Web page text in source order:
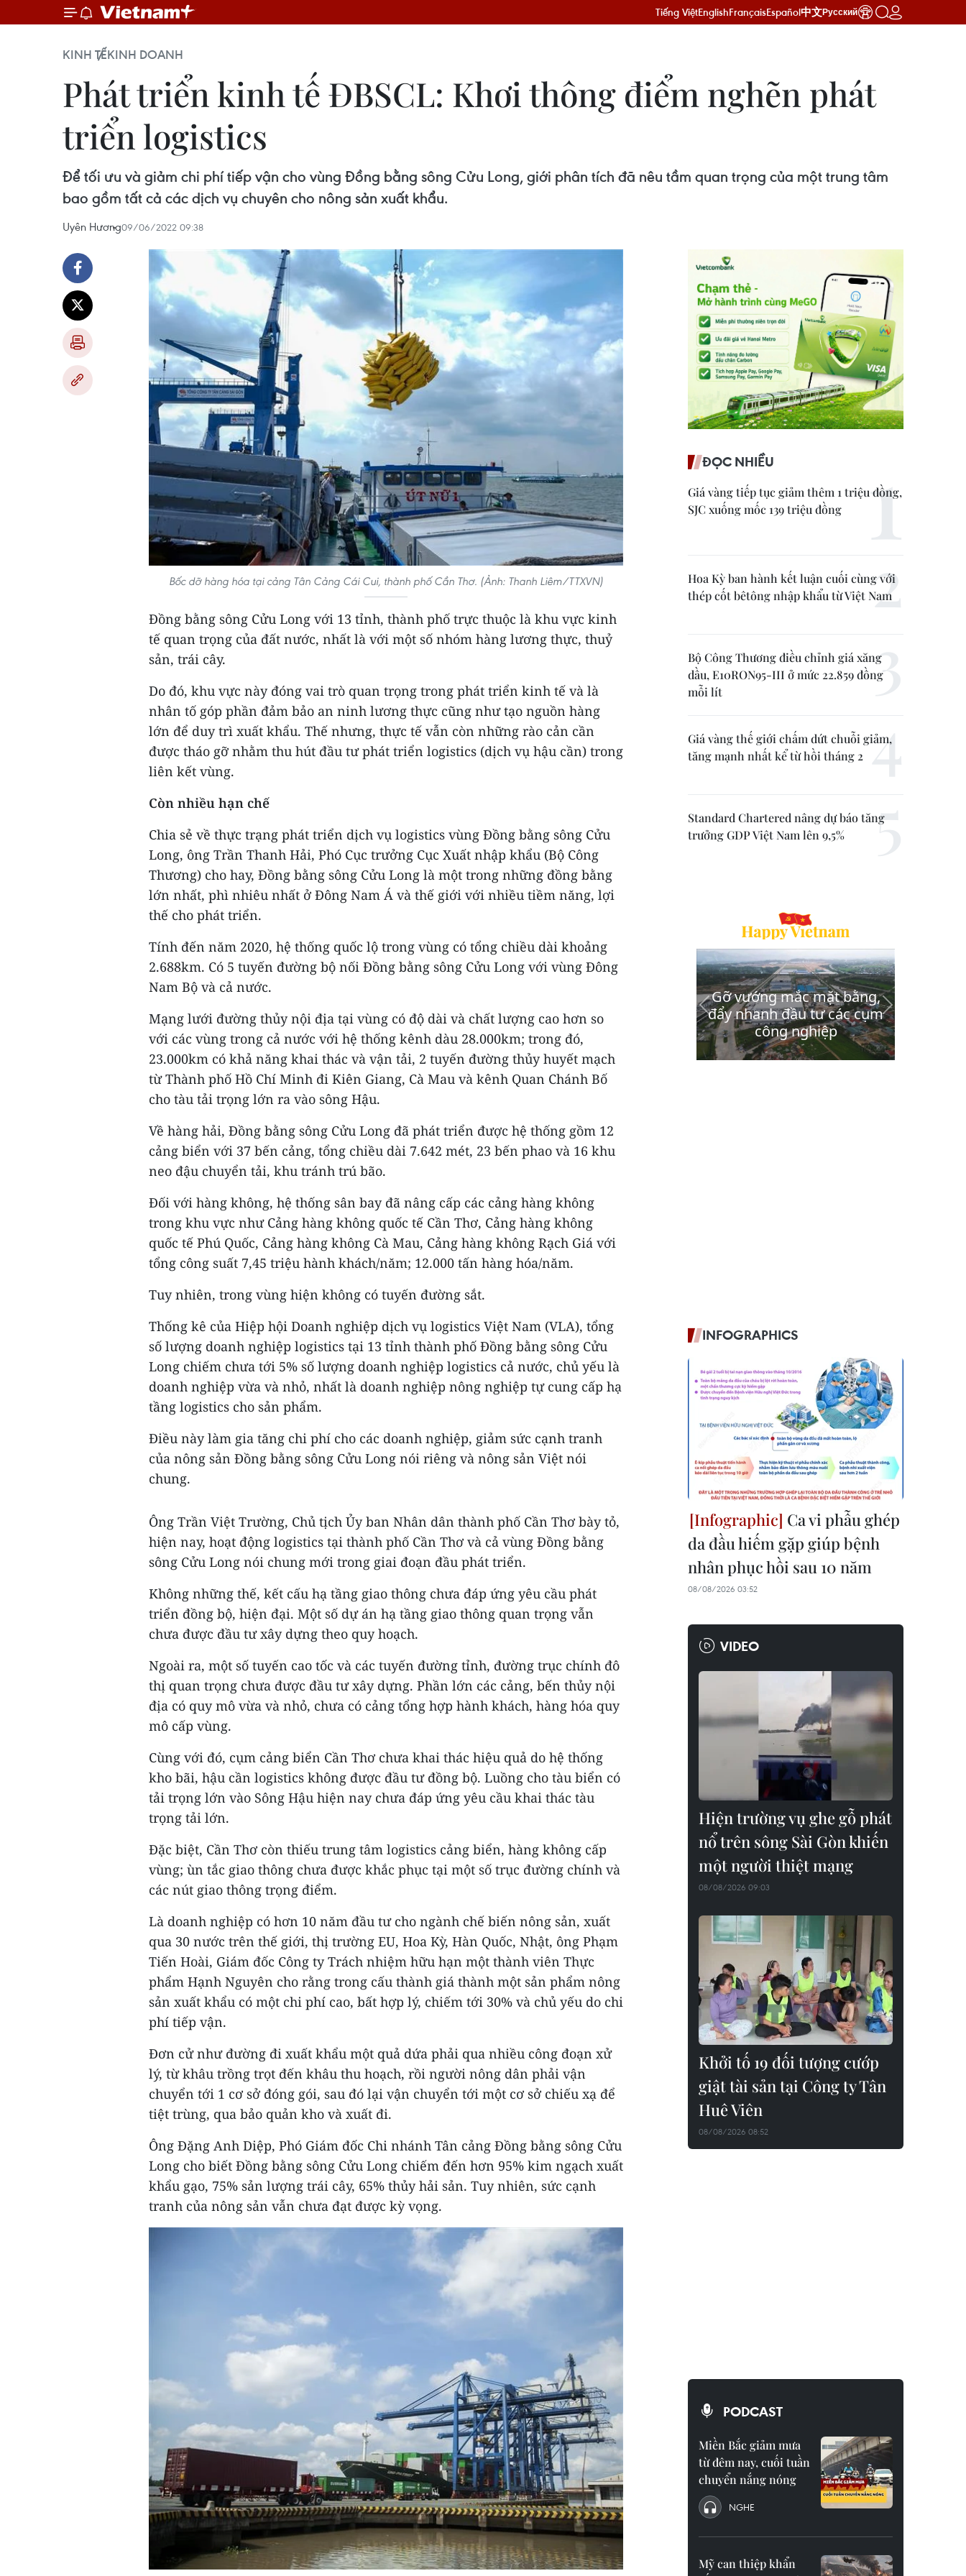
Tiếng ViệtEnglishFrançaisEspañol中文Русский
KINH TẾKINH DOANH
Phát triển kinh tế ĐBSCL: Khơi thông điểm nghẽn phát
triển logistics
Để tối ưu và giảm chi phí tiếp vận cho vùng Đồng bằng sông Cửu Long, giới phân tích đã nêu tầm quan trọng của một trung tâm
bao gồm tất cả các dịch vụ chuyên cho nông sản xuất khẩu.
Uyên Hương09/06/2022 09:38
Bốc dỡ hàng hóa tại cảng Tân Cảng Cái Cui, thành phố Cần Thơ. (Ảnh: Thanh Liêm/TTXVN)
Đồng bằng sông Cửu Long với 13 tỉnh, thành phố trực thuộc là khu vực kinh
tế quan trọng của đất nước, nhất là với một số nhóm hàng lương thực, thuỷ
sản, trái cây.
Do đó, khu vực này đóng vai trò quan trọng trong phát triển kinh tế và là
nhân tố góp phần đảm bảo an ninh lương thực cũng như tạo nguồn hàng
lớn để duy trì xuất khẩu. Thế nhưng, thực tế vẫn còn những rào cản cần
được tháo gỡ nhằm thu hút đầu tư phát triển logistics (dịch vụ hậu cần) trong
liên kết vùng.
Còn nhiều hạn chế
Chia sẻ về thực trạng phát triển dịch vụ logistics vùng Đồng bằng sông Cửu
Long, ông Trần Thanh Hải, Phó Cục trưởng Cục Xuất nhập khẩu (Bộ Công
Thương) cho hay, Đồng bằng sông Cửu Long là một trong những đồng bằng
lớn nhất, phì nhiêu nhất ở Đông Nam Á và thế giới với nhiều tiềm năng, lợi
thế cho phát triển.
Tính đến năm 2020, hệ thống quốc lộ trong vùng có tổng chiều dài khoảng
2.688km. Có 5 tuyến đường bộ nối Đồng bằng sông Cửu Long với vùng Đông
Nam Bộ và cả nước.
Mạng lưới đường thủy nội địa tại vùng có độ dài và chất lượng cao hơn so
với các vùng trong cả nước với hệ thống kênh dàu 28.000km; trong đó,
23.000km có khả năng khai thác và vận tải, 2 tuyến đường thủy huyết mạch
từ Thành phố Hồ Chí Minh đi Kiên Giang, Cà Mau và kênh Quan Chánh Bố
cho tàu tải trọng lớn ra vào sông Hậu.
Về hàng hải, Đồng bằng sông Cửu Long đã phát triển được hệ thống gồm 12
cảng biển với 37 bến cảng, tổng chiều dài 7.642 mét, 23 bến phao và 16 khu
neo đậu chuyển tải, khu tránh trú bão.
Đối với hàng không, hệ thống sân bay đã nâng cấp các cảng hàng không
trong khu vực như Cảng hàng không quốc tế Cần Thơ, Cảng hàng không
quốc tế Phú Quốc, Cảng hàng không Cà Mau, Cảng hàng không Rạch Giá với
tổng công suất 7,45 triệu hành khách/năm; 12.000 tấn hàng hóa/năm.
Tuy nhiên, trong vùng hiện không có tuyến đường sắt.
Thống kê của Hiệp hội Doanh nghiệp dịch vụ logistics Việt Nam (VLA), tổng
số lượng doanh nghiệp logistics tại 13 tỉnh thành phố Đồng bằng sông Cửu
Long chiếm chưa tới 5% số lượng doanh nghiệp logistics cả nước, chủ yếu là
doanh nghiệp vừa và nhỏ, nhất là doanh nghiệp nông nghiệp tự cung cấp hạ
tầng logistics cho sản phẩm.
Điều này làm gia tăng chi phí cho các doanh nghiệp, giảm sức cạnh tranh
của nông sản Đồng bằng sông Cửu Long nói riêng và nông sản Việt nói
chung.
Ông Trần Việt Trường, Chủ tịch Ủy ban Nhân dân thành phố Cần Thơ bày tỏ,
hiện nay, hoạt động logistics tại thành phố Cần Thơ và cả vùng Đồng bằng
sông Cửu Long nói chung mới trong giai đoạn đầu phát triển.
Không những thế, kết cấu hạ tầng giao thông chưa đáp ứng yêu cầu phát
triển đồng bộ, hiện đại. Một số dự án hạ tầng giao thông quan trọng vẫn
chưa được đầu tư xây dựng theo quy hoạch.
Ngoài ra, một số tuyến cao tốc và các tuyến đường tỉnh, đường trục chính đô
thị quan trọng chưa được đầu tư xây dựng. Phần lớn các cảng, bến thủy nội
địa có quy mô vừa và nhỏ, chưa có cảng tổng hợp hành khách, hàng hóa quy
mô cấp vùng.
Cùng với đó, cụm cảng biển Cần Thơ chưa khai thác hiệu quả do hệ thống
kho bãi, hậu cần logistics không được đầu tư đồng bộ. Luồng cho tàu biển có
tải trọng lớn vào Sông Hậu hiện nay chưa đáp ứng yêu cầu khai thác tàu
trọng tải lớn.
Đặc biệt, Cần Thơ còn thiếu trung tâm logistics cảng biển, hàng không cấp
vùng; ùn tắc giao thông chưa được khắc phục tại một số trục đường chính và
các nút giao thông trọng điểm.
Là doanh nghiệp có hơn 10 năm đầu tư cho ngành chế biến nông sản, xuất
qua 30 nước trên thế giới, thị trường EU, Hoa Kỳ, Hàn Quốc, Nhật, ông Phạm
Tiến Hoài, Giám đốc Công ty Trách nhiệm hữu hạn một thành viên Thực
phẩm Hạnh Nguyên cho rằng trong cấu thành giá thành một sản phẩm nông
sản xuất khẩu có một chi phí cao, bất hợp lý, chiếm tới 30% và chủ yếu do chi
phí tiếp vận.
Đơn cử như đường đi xuất khẩu một quả dứa phải qua nhiều công đoạn xử
lý, từ khâu trồng trọt đến khâu thu hoạch, rồi người nông dân phải vận
chuyển tới 1 cơ sở đóng gói, sau đó lại vận chuyển tới một cơ sở chiếu xạ để
tiệt trùng, qua bảo quản kho và xuất đi.
Ông Đặng Anh Diệp, Phó Giám đốc Chi nhánh Tân cảng Đồng bằng sông Cửu
Long cho biết Đồng bằng sông Cửu Long chiếm đến hơn 95% kim ngạch xuất
khẩu gạo, 75% sản lượng trái cây, 65% thủy hải sản. Tuy nhiên, sức cạnh
tranh của nông sản vẫn chưa đạt được kỳ vọng.
ĐỌC NHIỀU
Giá vàng tiếp tục giảm thêm 1 triệu đồng,
SJC xuống mốc 139 triệu đồng
Hoa Kỳ ban hành kết luận cuối cùng với
thép cốt bêtông nhập khẩu từ Việt Nam
Bộ Công Thương điều chỉnh giá xăng
dầu, E10RON95-III ở mức 22.859 đồng
mỗi lít
Giá vàng thế giới chấm dứt chuỗi giảm,
tăng mạnh nhất kể từ hồi tháng 2
Standard Chartered nâng dự báo tăng
trưởng GDP Việt Nam lên 9,5%
INFOGRAPHICS
Ca vi phẫu ghép
da đầu hiếm gặp giúp bệnh
nhân phục hồi sau 10 năm
08/08/2026 03:52
VIDEO
Hiện trường vụ ghe gỗ phát
nổ trên sông Sài Gòn khiến
một người thiệt mạng
08/08/2026 09:03
Khởi tố 19 đối tượng cướp
giật tài sản tại Công ty Tân
Huê Viên
08/08/2026 08:52
PODCAST
Miền Bắc giảm mưa
từ đêm nay, cuối tuần
chuyển nắng nóng
NGHE
Mỹ can thiệp khẩn